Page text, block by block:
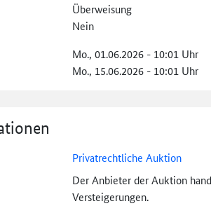
Überweisung
Nein
Mo., 01.06.2026 - 10:01 Uhr
Mo., 15.06.2026 - 10:01 Uhr
Privatrechtliche Auktion
Der Anbieter der Auktion
Versteigerungen.